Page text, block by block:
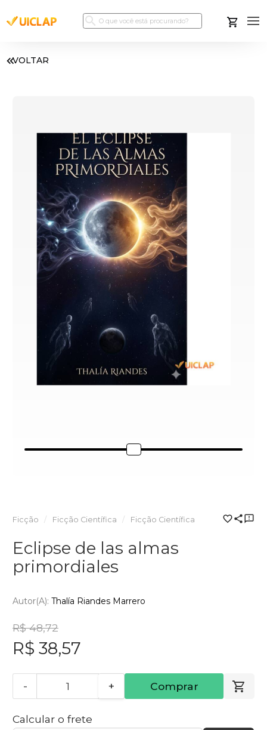
VOLTAR
Ficção Ficção Científica Ficção Científica
Eclipse de las almas
primordiales
Autor(a): Thalía Riandes Marrero
R$ 48,72
R$ 38,57
- + Comprar
Calcular o frete